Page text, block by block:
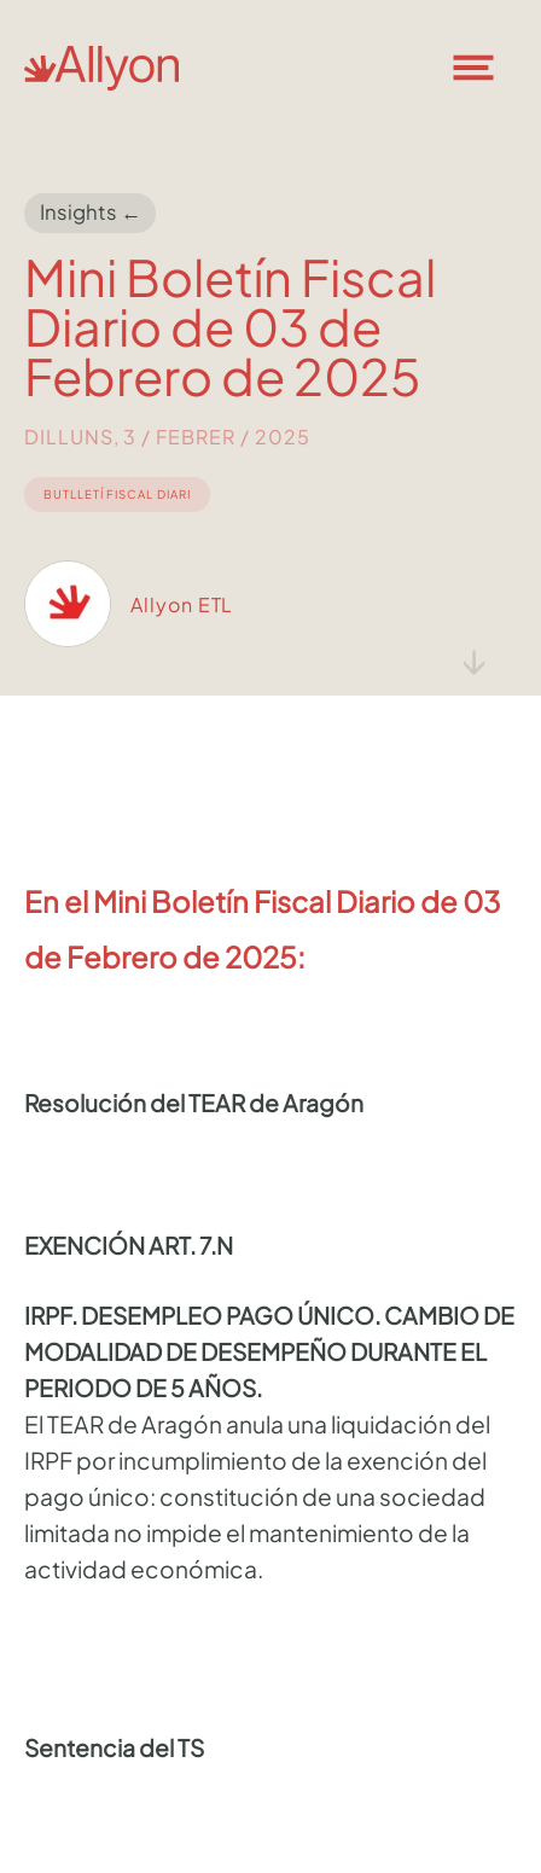
↓
Insights ←
Mini Boletín Fiscal
Diario de 03 de
Febrero de 2025
DILLUNS, 3 / FEBRER / 2025
BUTLLETÍ FISCAL DIARI
Allyon ETL
En el Mini Boletín Fiscal Diario de 03
de Febrero de 2025:
Resolución del TEAR de Aragón
EXENCIÓN ART. 7.N
IRPF. DESEMPLEO PAGO ÚNICO. CAMBIO DE
MODALIDAD DE DESEMPEÑO DURANTE EL
PERIODO DE 5 AÑOS.
El TEAR de Aragón anula una liquidación del
IRPF por incumplimiento de la exención del
pago único: constitución de una sociedad
limitada no impide el mantenimiento de la
actividad económica.
Sentencia del TS